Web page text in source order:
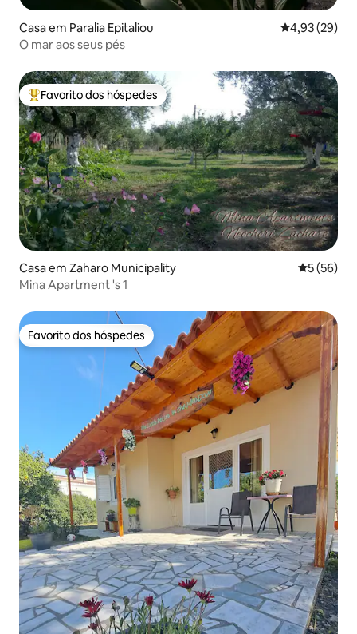
Casa em Paralia Epitaliou Classificação
4,93 (29)
O mar aos seus pés
Favoritos dos hóspedes mais apreciados
Favorito dos hóspedes
Casa em Zaharo Municipality
5 (56)
Mina Apartment 's 1
Favorito dos hóspedes
Favorito dos hóspedes